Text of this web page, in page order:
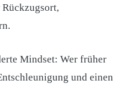
Mindset: Wer früher
und einen